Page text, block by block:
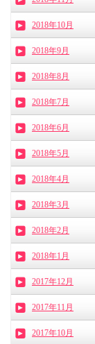
2018年10月
2018年9月
2018年8月
2018年7月
2018年6月
2018年5月
2018年4月
2018年3月
2018年2月
2018年1月
2017年12月
2017年11月
2017年10月